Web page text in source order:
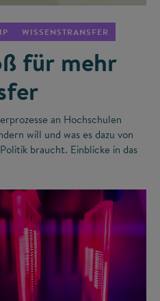
WISSENSTRANSFER
für mehr
an Hochschulen
will und was es dazu von
braucht. Einblicke in das